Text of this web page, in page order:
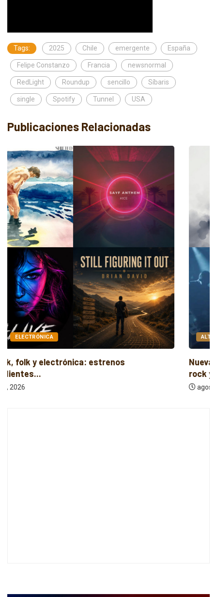
Tags: 2025 Chile emergente España
Felipe Constanzo Francia newsnormal
RedLight Roundup sencillo Síbaris
single Spotify Tunnel USA
Publicaciones Relacionadas
ALTERNATIVO AUDIO
Nueva música independiente: electrónica, post
rock y...
agosto 6, 2026